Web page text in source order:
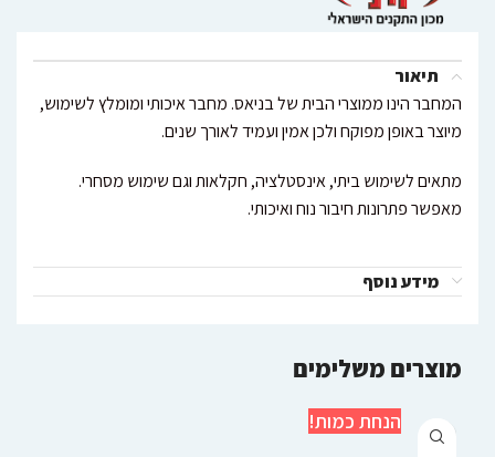
תיאור
המחבר הינו ממוצרי הבית של בניאס. מחבר איכותי ומומלץ לשימוש,
מיוצר באופן מפוקח ולכן אמין ועמיד לאורך שנים.
מתאים לשימוש ביתי, אינסטלציה, חקלאות וגם שימוש מסחרי.
מאפשר פתרונות חיבור נוח ואיכותי.
מידע נוסף
מוצרים משלימים
הנחת כמות!